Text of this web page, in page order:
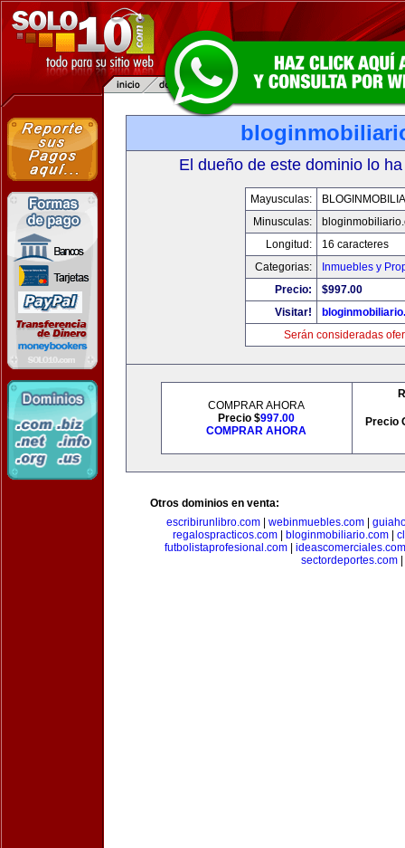
El dueño de este dominio lo
Mayusculas:
Minusculas:
Longitud:
16 caracteres
Categorias:
Inmuebles y
Precio:
$997.00
Visitar!
Serán consideradas
COMPRAR AHORA
Precio $997.00
COMPRAR AHORA
Precio
Otros dominios en venta:
escribirunlibro.com| webinmuebles.com|
regalospracticos.com| bloginmobiliario.com|
futbolistaprofesional.com
ideascomerciales.com
sectordeportes.com|